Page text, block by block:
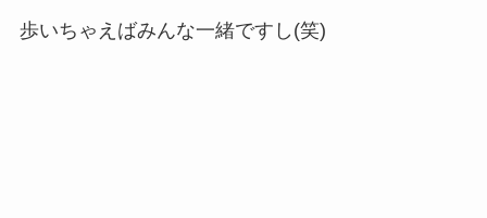
歩いちゃえばみんな一緒ですし(笑)